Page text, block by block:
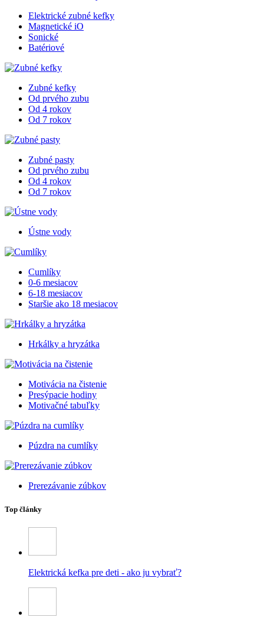
Elektrické zubné kefky
Magnetické iO
Sonické
Batériové
Zubné kefky
Od prvého zubu
Od 4 rokov
Od 7 rokov
Zubné pasty
Od prvého zubu
Od 4 rokov
Od 7 rokov
Ústne vody
Cumlíky
0-6 mesiacov
6-18 mesiacov
Staršie ako 18 mesiacov
Hrkálky a hryzátka
Motivácia na čistenie
Presýpacie hodiny
Motivačné tabuľky
Púzdra na cumlíky
Prerezávanie zúbkov
Top články
Elektrická kefka pre deti - ako ju vybrať?